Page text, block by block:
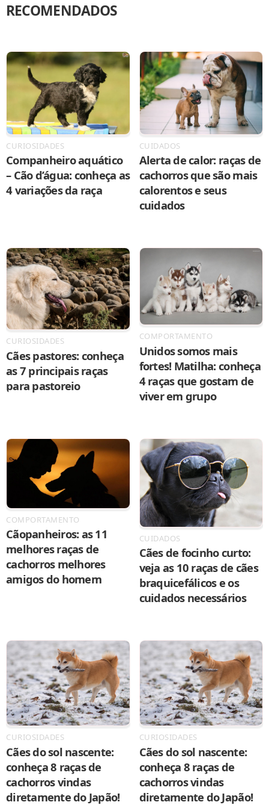
RECOMENDADOS
CURIOSIDADES
Companheiro aquático
– Cão d’água: conheça as
4 variações da raça
CUIDADOS
Alerta de calor: raças de
cachorros que são mais
calorentos e seus
cuidados
CURIOSIDADES
Cães pastores: conheça
as 7 principais raças
para pastoreio
COMPORTAMENTO
Unidos somos mais
fortes! Matilha: conheça
4 raças que gostam de
viver em grupo
COMPORTAMENTO
Cãopanheiros: as 11
melhores raças de
cachorros melhores
amigos do homem
CUIDADOS
Cães de focinho curto:
veja as 10 raças de cães
braquicefálicos e os
cuidados necessários
CURIOSIDADES
Cães do sol nascente:
conheça 8 raças de
cachorros vindas
diretamente do Japão!
CURIOSIDADES
Cães do sol nascente:
conheça 8 raças de
cachorros vindas
diretamente do Japão!